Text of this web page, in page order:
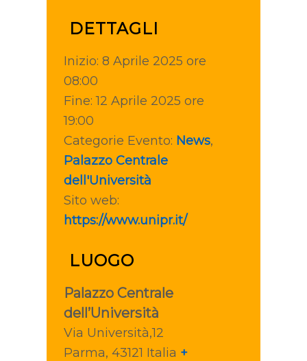
DETTAGLI
Inizio: 8 Aprile 2025 ore
08:00
Fine: 12 Aprile 2025 ore
19:00
Categorie Evento: News,
Palazzo Centrale
dell'Università
Sito web:
https://www.unipr.it/
LUOGO
Palazzo Centrale
dell’Università
Via Università,12
Parma, 43121 Italia +